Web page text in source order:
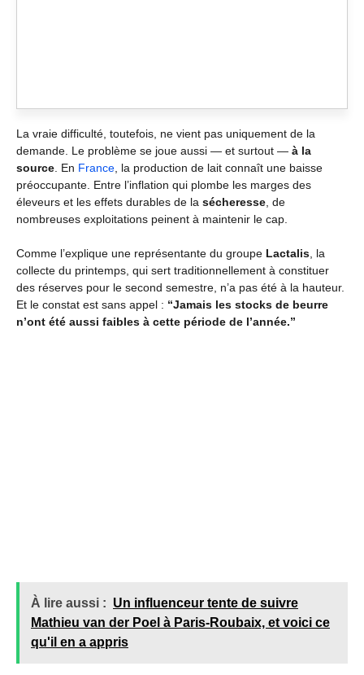
La vraie difficulté, toutefois, ne vient pas uniquement de la
demande. Le problème se joue aussi — et surtout — à la
source . En France , la production de lait connaît une baisse
préoccupante. Entre l’inflation qui plombe les marges des
éleveurs et les effets durables de la sécheresse , de
nombreuses exploitations peinent à maintenir le cap.
Comme l’explique une représentante du groupe Lactalis , la
collecte du printemps, qui sert traditionnellement à constituer
des réserves pour le second semestre, n’a pas été à la hauteur.
Et le constat est sans appel : “Jamais les stocks de beurre
n’ont été aussi faibles à cette période de l’année.”
À lire aussi : Un influenceur tente de suivre
Mathieu van der Poel à Paris-Roubaix, et voici ce
qu'il en a appris